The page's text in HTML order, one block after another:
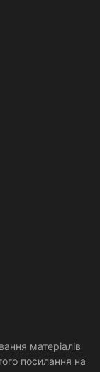
матеріалів
посилання на